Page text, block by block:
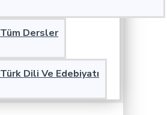
Tüm Dersler
Türk Dili Ve Edebiyatı